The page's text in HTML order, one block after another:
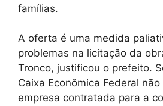
famílias.
A oferta é uma medida
problemas na licitação da
Tronco, justificou o prefeito.
Caixa Econômica Federal
empresa contratada para a